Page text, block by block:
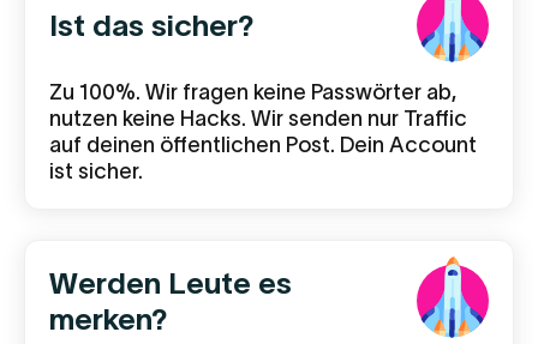
Ist das sicher?
Zu 100%. Wir fragen keine Passwörter ab,
nutzen keine Hacks. Wir senden nur Traffic
auf deinen öffentlichen Post. Dein Account
ist sicher.
Werden Leute es
merken?